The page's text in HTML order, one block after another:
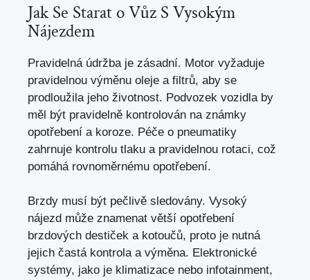
Jak Se Starat o Vůz S Vysokým
Nájezdem
Pravidelná údržba je zásadní. Motor vyžaduje
pravidelnou výměnu oleje a filtrů, aby se
prodloužila jeho životnost. Podvozek vozidla by
měl být pravidelně kontrolován na známky
opotřebení a koroze. Péče o pneumatiky
zahrnuje kontrolu tlaku a pravidelnou rotaci, což
pomáhá rovnoměrnému opotřebení.
Brzdy musí být pečlivě sledovány. Vysoký
nájezd může znamenat větší opotřebení
brzdových destiček a kotoučů, proto je nutná
jejich častá kontrola a výměna. Elektronické
systémy, jako je klimatizace nebo infotainment,